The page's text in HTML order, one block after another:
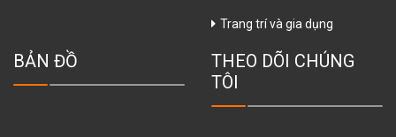
Trang trí và gia dụng
BẢN ĐỒ
THEO DÕI CHÚNG
TÔI